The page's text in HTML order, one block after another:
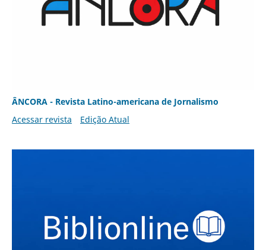
ÂNCORA - Revista Latino-americana de Jornalismo
Acessar revista
Edição Atual